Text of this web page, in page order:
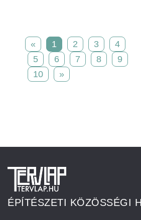
« 1 2 3
4
5
6 7 8
9
10
»
ÉPÍTÉSZETI KÖZÖSSÉGI